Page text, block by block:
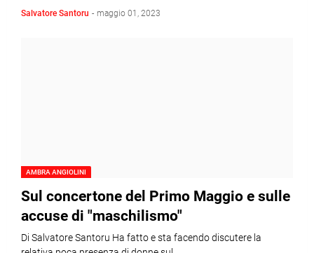
Salvatore Santoru - maggio 01, 2023
AMBRA ANGIOLINI
Sul concertone del Primo Maggio e sulle
accuse di "maschilismo"
Di Salvatore Santoru Ha fatto e sta facendo discutere la